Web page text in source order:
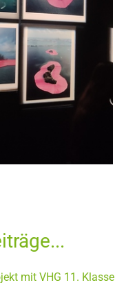
mit VHG 11. Klasse